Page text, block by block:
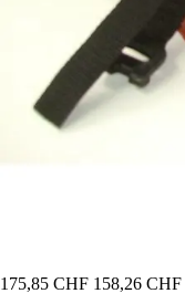
175,85 CHF 158,26 CHF